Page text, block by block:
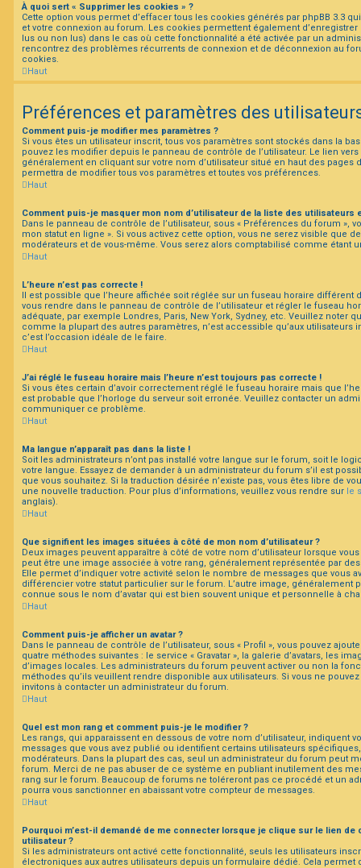
À quoi sert « Supprimer les cookies » ?
Cette option vous permet d’effacer tous les cookies générés par phpBB 3.3
et votre connexion au forum. Les cookies permettent également d’enregistrer
lus ou non lus) dans le cas où cette fonctionnalité a été activée par un
rencontrez des problèmes récurrents de connexion et de déconnexion au
cookies.
Haut
Préférences et paramètres des
Comment puis-je modifier mes paramètres ?
Si vous êtes un utilisateur inscrit, tous vos paramètres sont stockés dans la
pouvez les modifier depuis le panneau de contrôle de l’utilisateur. Le lien
généralement en cliquant sur votre nom d’utilisateur situé en haut des pages
permettra de modifier tous vos paramètres et toutes vos préférences.
Haut
Comment puis-je masquer mon nom d’utilisateur de la liste des utilisateurs
Dans le panneau de contrôle de l’utilisateur, sous « Préférences du forum »,
mon statut en ligne ». Si vous activez cette option, vous ne serez visible que
modérateurs et de vous-même. Vous serez alors comptabilisé comme étant
Haut
L’heure n’est pas correcte !
Il est possible que l’heure affichée soit réglée sur un fuseau horaire différent
vous rendre dans le panneau de contrôle de l’utilisateur et régler le fuseau
adéquate, par exemple Londres, Paris, New York, Sydney, etc. Veuillez noter
comme la plupart des autres paramètres, n’est accessible qu’aux utilisateurs
c’est l’occasion idéale de le faire.
Haut
J’ai réglé le fuseau horaire mais l’heure n’est toujours pas correcte !
Si vous êtes certain d’avoir correctement réglé le fuseau horaire mais que
est probable que l’horloge du serveur soit erronée. Veuillez contacter un
communiquer ce problème.
Haut
Ma langue n’apparaît pas dans la liste !
Soit les administrateurs n’ont pas installé votre langue sur le forum, soit le
votre langue. Essayez de demander à un administrateur du forum s’il est
que vous souhaitez. Si la traduction désirée n’existe pas, vous êtes libre de
une nouvelle traduction. Pour plus d’informations, veuillez vous rendre sur le
anglais).
Haut
Que signifient les images situées à côté de mon nom d’utilisateur ?
Deux images peuvent apparaître à côté de votre nom d’utilisateur lorsque
peut être une image associée à votre rang, généralement représentée par
Elle permet d’indiquer votre activité selon le nombre de messages que vous
différencier votre statut particulier sur le forum. L’autre image, généralement
connue sous le nom d’avatar qui est bien souvent unique et personnelle à
Haut
Comment puis-je afficher un avatar ?
Dans le panneau de contrôle de l’utilisateur, sous « Profil », vous pouvez
quatre méthodes suivantes : le service « Gravatar », la galerie d’avatars, les
d’images locales. Les administrateurs du forum peuvent activer ou non la
méthodes qu’ils veuillent rendre disponible aux utilisateurs. Si vous ne pouvez
invitons à contacter un administrateur du forum.
Haut
Quel est mon rang et comment puis-je le modifier ?
Les rangs, qui apparaissent en dessous de votre nom d’utilisateur, indiquent
messages que vous avez publié ou identifient certains utilisateurs
modérateurs. Dans la plupart des cas, seul un administrateur du forum peut
forum. Merci de ne pas abuser de ce système en publiant inutilement des
rang sur le forum. Beaucoup de forums ne toléreront pas ce procédé et un
pourra vous sanctionner en abaissant votre compteur de messages.
Haut
Pourquoi m’est-il demandé de me connecter lorsque je clique sur le lien de
utilisateur ?
Si les administrateurs ont activé cette fonctionnalité, seuls les utilisateurs
électroniques aux autres utilisateurs depuis un formulaire dédié. Cela permet